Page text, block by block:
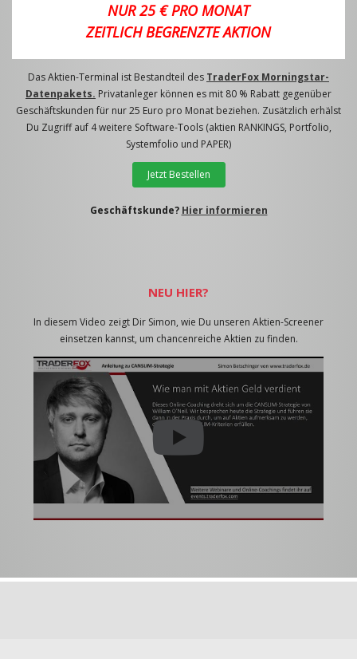
NUR 25 € PRO MONAT
ZEITLICH BEGRENZTE AKTION
Das Aktien-Terminal ist Bestandteil des TraderFox Morningstar-
Datenpakets. Privatanleger können es mit 80 % Rabatt gegenüber
Geschäftskunden für nur 25 Euro pro Monat beziehen. Zusätzlich erhälst
Du Zugriff auf 4 weitere Software-Tools (aktien RANKINGS, Portfolio,
Systemfolio und PAPER)
Jetzt Bestellen
Geschäftskunde? Hier informieren
NEU HIER?
In diesem Video zeigt Dir Simon, wie Du unseren Aktien-Screener
einsetzen kannst, um chancenreiche Aktien zu finden.